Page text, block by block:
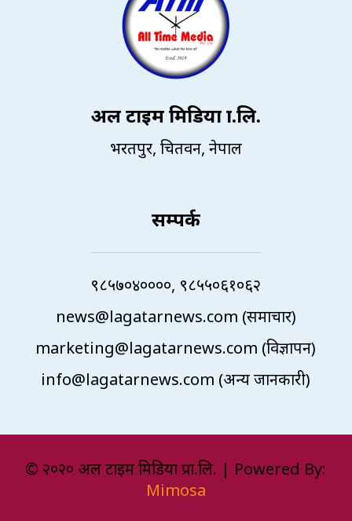
अल टाइम मिडिया प्रा.लि.
भरतपुर, चितवन, नेपाल
सम्पर्क
९८५७०४००००, ९८५५०६१०६२
news@lagatarnews.com (समाचार)
marketing@lagatarnews.com (विज्ञापन)
info@lagatarnews.com (अन्य जानकारी)
© २०२० अल टाइम मिडिया प्रा.लि. | Powered By:
Mimosa